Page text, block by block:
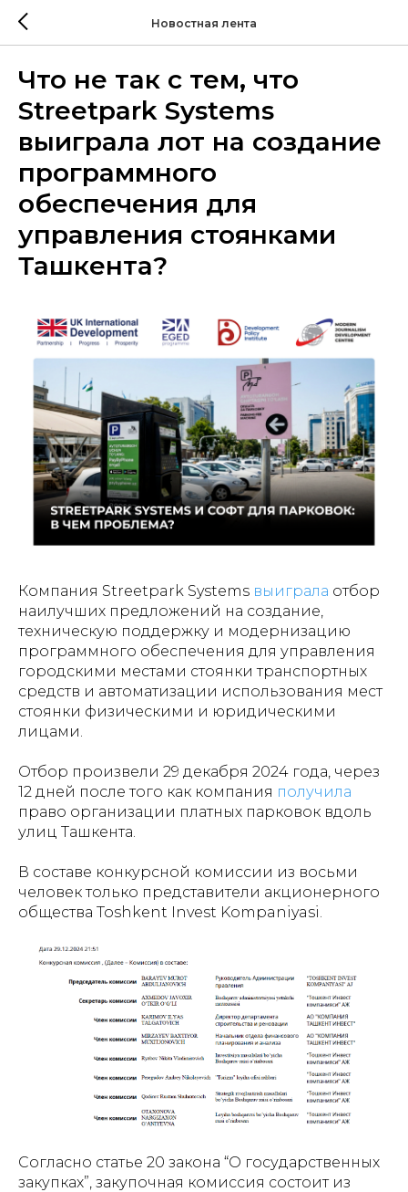
Новостная лента
Что не так с тем, что
Streetpark Systems
выиграла лот на создание
программного
обеспечения для
управления стоянками
Ташкента?
Компания Streetpark Systems выиграла отбор
наилучших предложений на создание,
техническую поддержку и модернизацию
программного обеспечения для управления
городскими местами стоянки транспортных
средств и автоматизации использования мест
стоянки физическими и юридическими
лицами.
Отбор произвели 29 декабря 2024 года, через
12 дней после того как компания получила
право организации платных парковок вдоль
улиц Ташкента.
В составе конкурсной комиссии из восьми
человек только представители акционерного
общества Toshkent Invest Kompaniyasi.
Согласно статье 20 закона “О государственных
закупках”, закупочная комиссия состоит из